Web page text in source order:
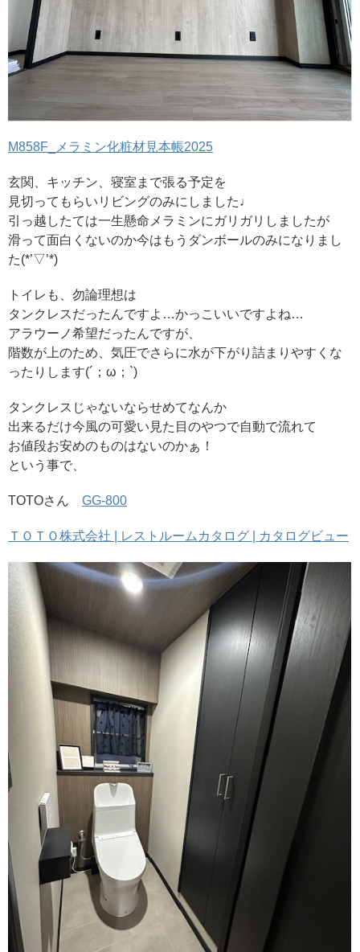
M858F_メラミン化粧材見本帳2025
玄関、キッチン、寝室まで張る予定を
見切ってもらいリビングのみにしました♩
引っ越したては一生懸命メラミンにガリガリしましたが
滑って面白くないのか今はもうダンボールのみになりまし
た(*’▽’*)
トイレも、勿論理想は
タンクレスだったんですよ…かっこいいですよね…
アラウーノ希望だったんですが、
階数が上のため、気圧でさらに水が下がり詰まりやすくな
ったりします(´；ω；`)
タンクレスじゃないならせめてなんか
出来るだけ今風の可愛い見た目のやつで自動で流れて
お値段お安めのものはないのかぁ！
という事で、
TOTOさん GG-800
ＴＯＴＯ株式会社 | レストルームカタログ | カタログビュー